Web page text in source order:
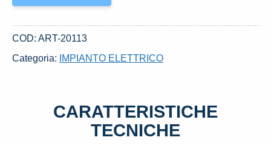
COD: ART-20113
Categoria:
IMPIANTO ELETTRICO
CARATTERISTICHE
TECNICHE